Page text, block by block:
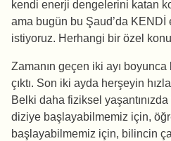
kendi enerji dengelerini katan
ama bugün bu Şaud’da
istiyoruz. Herhangi bir özel
Zamanın geçen iki ayı
çıktı. Son iki ayda herşeyin
Belki daha fiziksel
diziye başlayabilmemiz için,
başlayabilmemiz için, bilincin